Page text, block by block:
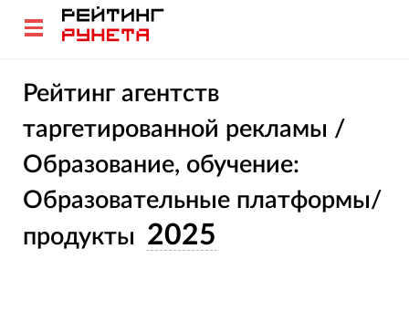
Рейтинг агентств
таргетированной рекламы /
Образование, обучение:
Образовательные платформы/
продукты 2025